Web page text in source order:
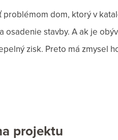
dom, ktorý v
osadenie stavby. A ak je
zisk. Preto má zmysel
projektu